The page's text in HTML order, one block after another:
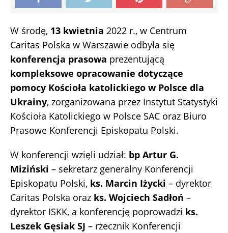
W środę, 13 kwietnia 2022 r., w Centrum
Caritas Polska w Warszawie odbyła się
konferencja prasowa prezentującą
kompleksowe opracowanie dotyczące
pomocy Kościoła katolickiego w Polsce dla
Ukrainy, zorganizowana przez Instytut Statystyki
Kościoła Katolickiego w Polsce SAC oraz Biuro
Prasowe Konferencji Episkopatu Polski.
W konferencji wzięli udział: bp Artur G.
Miziński – sekretarz generalny Konferencji
Episkopatu Polski, ks. Marcin Iżycki – dyrektor
Caritas Polska oraz ks. Wojciech Sadłoń –
dyrektor ISKK, a konferencję poprowadzi ks.
Leszek Gęsiak SJ – rzecznik Konferencji